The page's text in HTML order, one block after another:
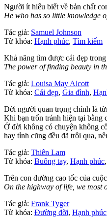
Người ít hiểu biết về bản chất
He who has so little knowledge
Tác giả: Samuel Johnson
Từ khóa: Hạnh phúc, Tìm kiếm
Khả năng tìm được cái đẹp
The power of finding beauty in
Tác giả: Louisa May Alcott
Từ khóa: Cái đẹp, Gia đình,
Đời người quan trọng chính là
Khi bạn trốn tránh hiện tại bằng
Ở đời không có chuyện không
hay tỉnh cũng đều đã trôi qua,
Tác giả: Thiên Lam
Từ khóa: Buông tay, Hạnh phúc,
Trên con đường cao tốc của
On the highway of life, we most
Tác giả: Frank Tyger
Từ khóa: Đường đời, Hạnh phúc